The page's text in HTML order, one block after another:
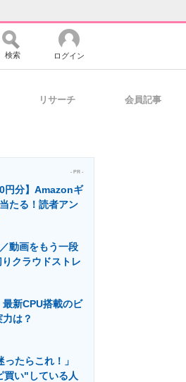
今がよく分かる
ロジーの最前線
検索 ログイン
リサーチ 会員記事
- PR -
円分】Amazonギ
たる！読者アン
動画をもう一段
クラウドストレ
新CPU搭載のビ
は？
ったらこれ！」
買い"している人